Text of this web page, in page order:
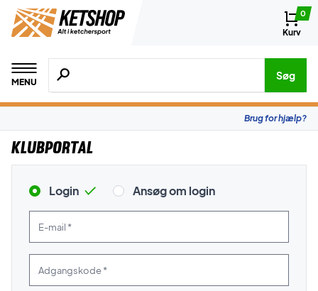
0
Kurv
MENU
Søg efter produkter, mærker etc.
Søg
Brug for hjælp?
Klubportal
Login Ansøg om login